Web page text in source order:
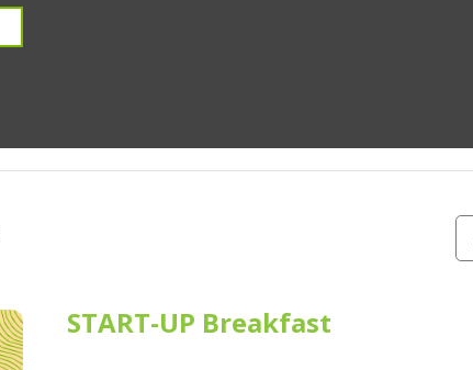
START-UP Breakfast